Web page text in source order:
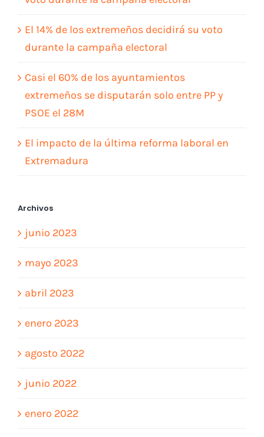
El 14% de los extremeños decidirá su voto
durante la campaña electoral
Casi el 60% de los ayuntamientos
extremeños se disputarán solo entre PP y
PSOE el 28M
El impacto de la última reforma laboral en
Extremadura
Archivos
junio 2023
mayo 2023
abril 2023
enero 2023
agosto 2022
junio 2022
enero 2022